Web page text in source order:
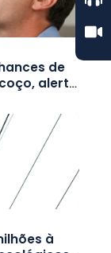
de
alerta
à